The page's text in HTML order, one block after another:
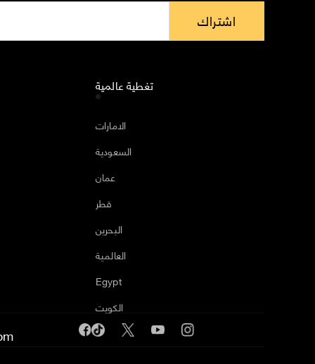
اشتراك
تغطية عالمية
الامارات
السعودية
عمان
قطر
البحرين
العالمية
Egypt
الكويت